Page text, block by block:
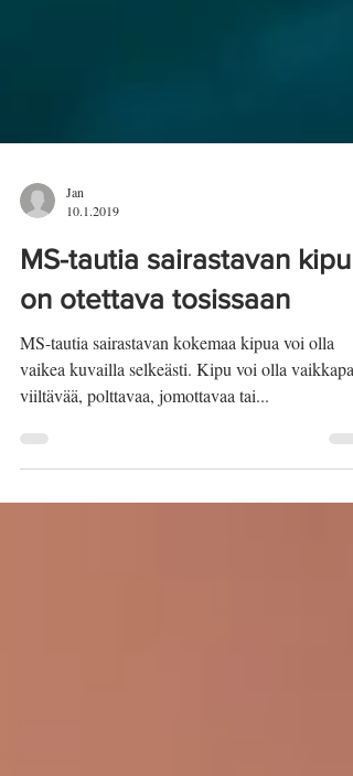
10.1.2019
MS-tautia sairastavan kipu
on otettava tosissaan
MS-tautia sairastavan kokemaa kipua voi olla
vaikea kuvailla selkeästi. Kipu voi olla vaikkapa
viiltävää, polttavaa, jomottavaa tai...